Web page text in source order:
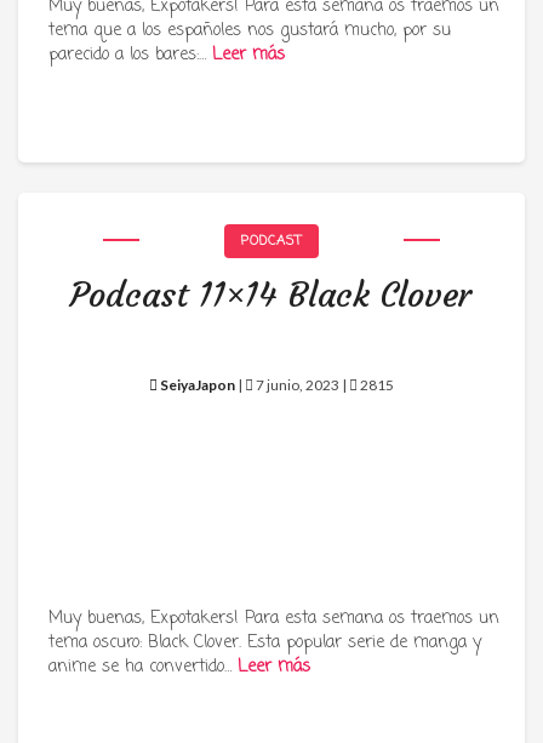
Muy buenas, Expotakers! Para esta semana os traemos un
tema que a los españoles nos gustará mucho, por su
parecido a los bares:… Leer más
PODCAST
Podcast 11×14 Black Clover
SeiyaJapon | 7 junio, 2023 | 2815
Muy buenas, Expotakers! Para esta semana os traemos un
tema oscuro: Black Clover. Esta popular serie de manga y
anime se ha convertido… Leer más